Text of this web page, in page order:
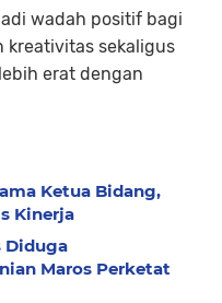
wadah positif bagi
kreativitas sekaligus
erat dengan
Ketua Bidang,
Kinerja
Diduga
Maros Perketat